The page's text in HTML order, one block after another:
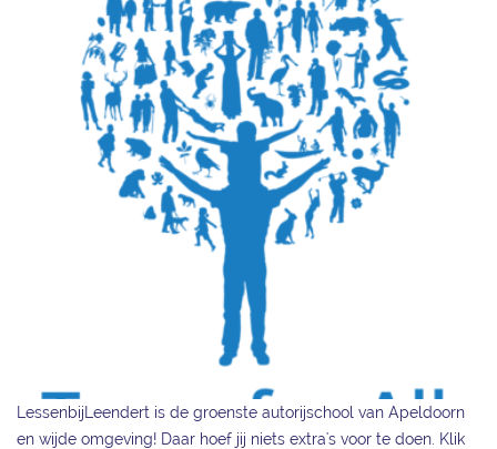
LessenbijLeendert is de groenste autorijschool van Apeldoorn
en wijde omgeving! Daar hoef jij niets extra's voor te doen. Klik